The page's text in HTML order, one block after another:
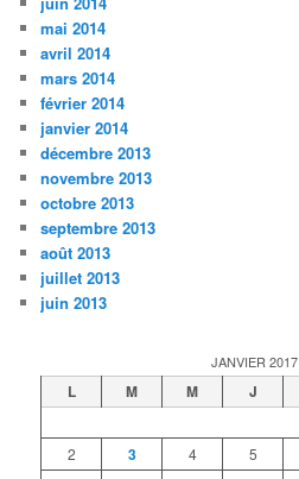
mai 2014
avril 2014
mars 2014
février 2014
janvier 2014
décembre 2013
novembre 2013
octobre 2013
septembre 2013
août 2013
juillet 2013
juin 2013
JANVIER 2017
L M M J
2
3 4 5